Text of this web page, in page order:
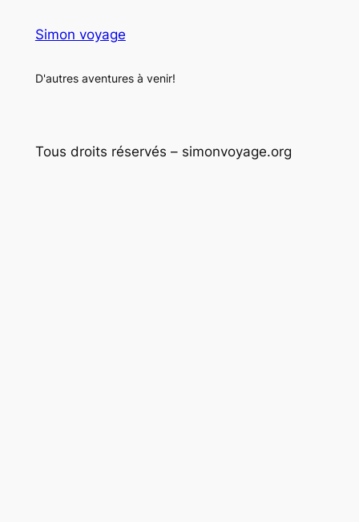
Simon voyage
D'autres aventures à venir!
Tous droits réservés – simonvoyage.org